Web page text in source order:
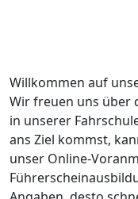
Willkommen auf
Wir freuen uns über
in unserer
ans Ziel kommst,
unser Online-